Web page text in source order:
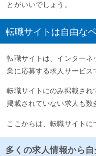
とがいいでしょう。
転職サイトは自由な
転職サイトは、インターネ
業に応募する求人サービス
転職サイトにのみ掲載され
掲載されていない求人も数
ここからは、転職サイトに
多くの求人情報から